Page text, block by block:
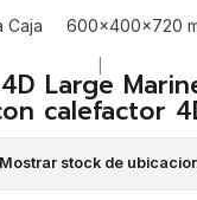
Caja 600x400x720
Large
calefactor
Mostrar stock de